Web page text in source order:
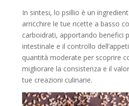
In sintesi, lo psillio è un
arricchire le tue ricette a basso
carboidrati, apportando benefici
intestinale e il controllo
quantità moderate per scoprire
migliorare la consistenza e il
tue creazioni culinarie.